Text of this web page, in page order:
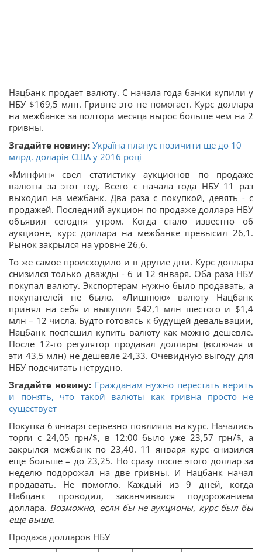
Нацбанк продает валюту. С начала года банки купили у
НБУ $169,5 млн. Гривне это не помогает. Курс доллара
на межбанке за полтора месяца вырос больше чем на 2
гривны.
Згадайте новину: Україна планує позичити ще до 10
млрд. доларів США у 2016 році
«Минфин» свел статистику аукционов по продаже
валюты за этот год. Всего с начала года НБУ 11 раз
выходил на межбанк. Два раза с покупкой, девять - с
продажей. Последний аукцион по продаже доллара НБУ
объявил сегодня утром. Когда стало известно об
аукционе, курс доллара на межбанке превысил 26,1.
Рынок закрылся на уровне 26,6.
То же самое происходило и в другие дни. Курс доллара
снизился только дважды - 6 и 12 января. Оба раза НБУ
покупал валюту. Экспортерам нужно было продавать, а
покупателей не было. «Лишнюю» валюту Нацбанк
принял на себя и выкупил $42,1 млн шестого и $1,4
млн – 12 числа. Будто готовясь к будущей девальвации,
Нацбанк поспешил купить валюту как можно дешевле.
После 12-го регулятор продавал доллары (включая и
эти 43,5 млн) не дешевле 24,33. Очевидную выгоду для
НБУ подсчитать нетрудно.
Згадайте новину: Гражданам нужно перестать верить
и понять, что такой валюты как гривна просто не
существует
Покупка 6 января серьезно повлияла на курс. Начались
торги с 24,05 грн/$, в 12:00 было уже 23,57 грн/$, а
закрылся межбанк по 23,40. 11 января курс снизился
еще больше – до 23,25. Но сразу после этого доллар за
неделю подорожал на две гривны. И Нацбанк начал
продавать. Не помогло. Каждый из 9 дней, когда
Набцанк проводил, заканчивался подорожанием
доллара. Возможно, если бы не аукционы, курс был бы
еще выше.
Продажа долларов НБУ